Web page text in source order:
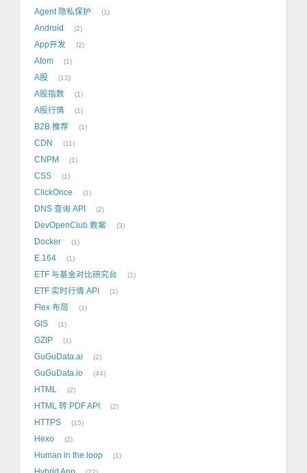
Agent 隐私保护 1
Android 2
App开发 2
Atom 1
A股 12
A股指数 1
A股行情 1
B2B 推荐 1
CDN 11
CNPM 1
CSS 1
ClickOnce 1
DNS 查询 API 2
DevOpenClub 教案 3
Docker 1
E.164 1
ETF 与基金对比研究台 1
ETF 实时行情 API 1
Flex 布局 1
GIS 1
GZIP 1
GuGuData.ai 2
GuGuData.io 44
HTML 2
HTML 转 PDF API 2
HTTPS 15
Hexo 2
Human in the loop 1